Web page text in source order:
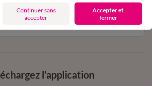
l’application
Continuer sans
accepter
Accepter et
fermer